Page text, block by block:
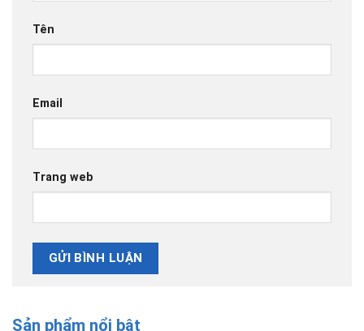
Tên
Email
Trang web
Sản phẩm nổi bật